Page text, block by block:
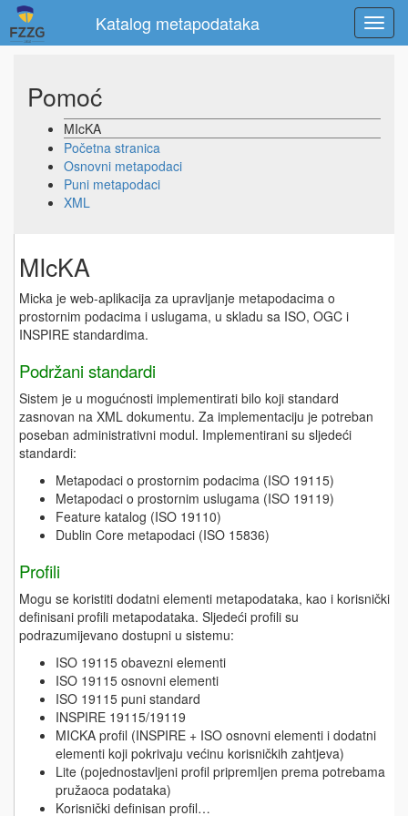
Katalog metapodataka
Pomoć
MIcKA
Početna stranica
Osnovni metapodaci
Puni metapodaci
XML
MIcKA
Micka je web-aplikacija za upravljanje metapodacima o
prostornim podacima i uslugama, u skladu sa ISO, OGC i
INSPIRE standardima.
Podržani standardi
Sistem je u mogućnosti implementirati bilo koji standard
zasnovan na XML dokumentu. Za implementaciju je potreban
poseban administrativni modul. Implementirani su sljedeći
standardi:
Metapodaci o prostornim podacima (ISO 19115)
Metapodaci o prostornim uslugama (ISO 19119)
Feature katalog (ISO 19110)
Dublin Core metapodaci (ISO 15836)
Profili
Mogu se koristiti dodatni elementi metapodataka, kao i korisnički
definisani profili metapodataka. Sljedeći profili su
podrazumijevano dostupni u sistemu:
ISO 19115 obavezni elementi
ISO 19115 osnovni elementi
ISO 19115 puni standard
INSPIRE 19115/19119
MICKA profil (INSPIRE + ISO osnovni elementi i dodatni
elementi koji pokrivaju većinu korisničkih zahtjeva)
Lite (pojednostavljeni profil pripremljen prema potrebama
pružaoca podataka)
Korisnički definisan profil…